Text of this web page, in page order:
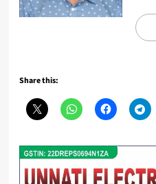
Share this: